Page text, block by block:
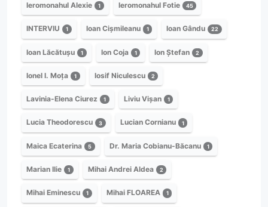
Ieromonahul Alexie 1 Ieromonahul Fotie 45
INTERVIU 1 Ioan Cișmileanu 1 Ioan Gându 22
Ioan Lăcătușu 1 Ion Coja 1 Ion Ștefan 2
Ionel I. Moța 1 Iosif Niculescu 2
Lavinia-Elena Ciurez 1 Liviu Vișan 1
Lucia Theodorescu 3 Lucian Cornianu 1
Maica Ecaterina 5 Dr. Maria Cobianu-Băcanu 1
Marian Ilie 1 Mihai Andrei Aldea 2
Mihai Eminescu 1 Mihai FLOAREA 1